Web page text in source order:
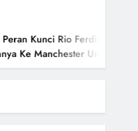
Rio Ferdinand
United